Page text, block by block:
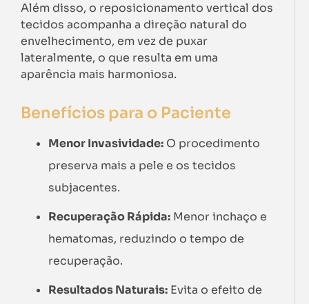
Além disso, o reposicionamento vertical dos
tecidos acompanha a direção natural do
envelhecimento, em vez de puxar
lateralmente, o que resulta em uma
aparência mais harmoniosa.
Benefícios para o Paciente
Menor Invasividade: O procedimento
preserva mais a pele e os tecidos
subjacentes.
Recuperação Rápida: Menor inchaço e
hematomas, reduzindo o tempo de
recuperação.
Resultados Naturais: Evita o efeito de